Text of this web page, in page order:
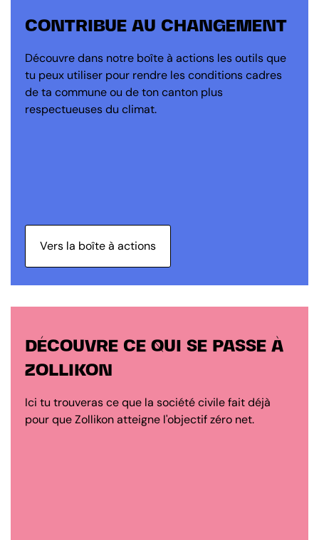
CONTRIBUE AU CHANGEMENT
Découvre dans notre boîte à actions les outils que
tu peux utiliser pour rendre les conditions cadres
de ta commune ou de ton canton plus
respectueuses du climat.
Vers la boîte à actions
DÉCOUVRE CE QUI SE PASSE À
ZOLLIKON
Ici tu trouveras ce que la société civile fait déjà
pour que Zollikon atteigne l'objectif zéro net.